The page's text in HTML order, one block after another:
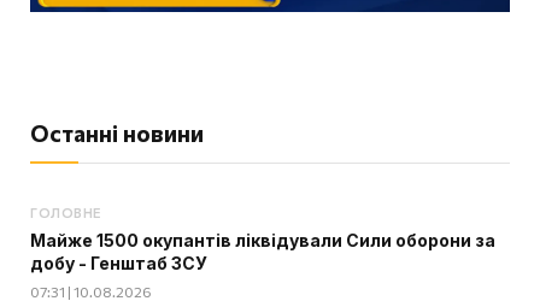
Останні новини
ГОЛОВНЕ
Майже 1500 окупантів ліквідували Сили оборони за
добу - Генштаб ЗСУ
07:31 | 10.08.2026